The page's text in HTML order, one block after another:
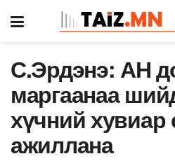
С.Эрдэнэ: АН
маргаанаа
хүчний хувиар
ажиллана